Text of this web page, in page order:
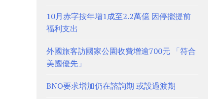
10月赤字按年增1成至2.2萬億 因停擺提前
福利支出
外國旅客訪國家公園收費增逾700元 「符合
美國優先」
BNO要求增加仍在諮詢期 或設過渡期